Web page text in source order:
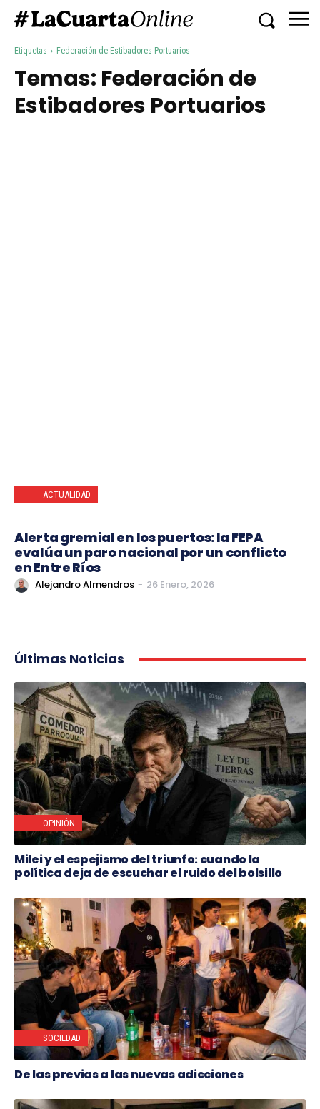
Etiquetas Federación de Estibadores Portuarios
Temas: Federación de
Estibadores Portuarios
ACTUALIDAD
Alerta gremial en los puertos: la FEPA
evalúa un paro nacional por un conflicto
en Entre Ríos
Alejandro Almendros - 26 Enero, 2026
Últimas Noticias
OPINIÓN
Milei y el espejismo del triunfo: cuando la
política deja de escuchar el ruido del bolsillo
SOCIEDAD
De las previas a las nuevas adicciones